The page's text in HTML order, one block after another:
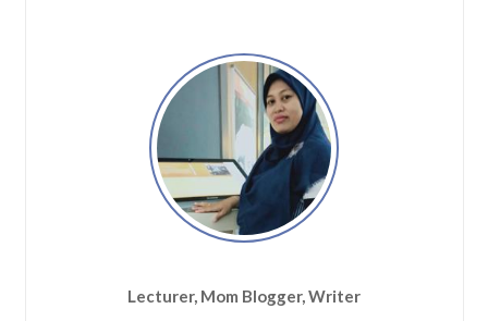
Lecturer, Mom Blogger, Writer